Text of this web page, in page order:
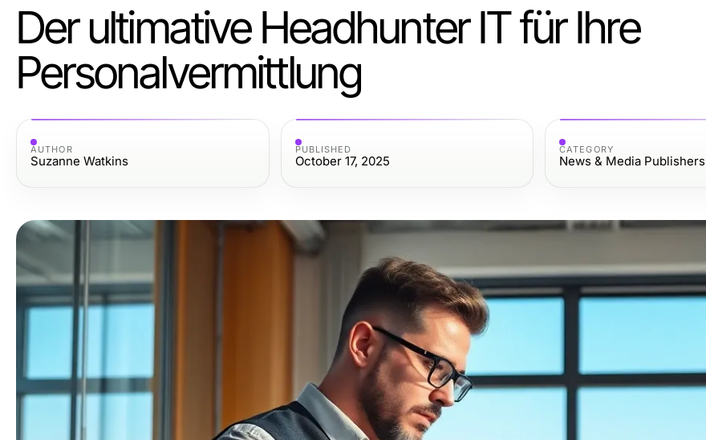
Der ultimative Headhunter IT für Ihre
Personalvermittlung
AUTHOR
Suzanne Watkins
PUBLISHED
October 17, 2025
CATEGORY
News & Media Publishers